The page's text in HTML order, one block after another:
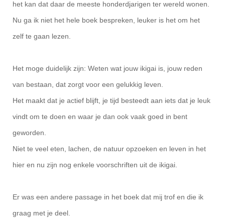
het kan dat daar de meeste honderdjarigen ter wereld wonen.
Nu ga ik niet het hele boek bespreken, leuker is het om het
zelf te gaan lezen.
Het moge duidelijk zijn: Weten wat jouw ikigai is, jouw reden
van bestaan, dat zorgt voor een gelukkig leven.
Het maakt dat je actief blijft, je tijd besteedt aan iets dat je leuk
vindt om te doen en waar je dan ook vaak goed in bent
geworden.
Niet te veel eten, lachen, de natuur opzoeken en leven in het
hier en nu zijn nog enkele voorschriften uit de ikigai.
Er was een andere passage in het boek dat mij trof en die ik
graag met je deel.